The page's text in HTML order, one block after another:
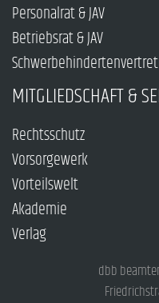
Personalrat & JAV
Betriebsrat & JAV
MITGLIEDSCHAFT &
Rechtsschutz
Vorsorgewerk
Vorteilswelt
Akademie
Verlag
dbb